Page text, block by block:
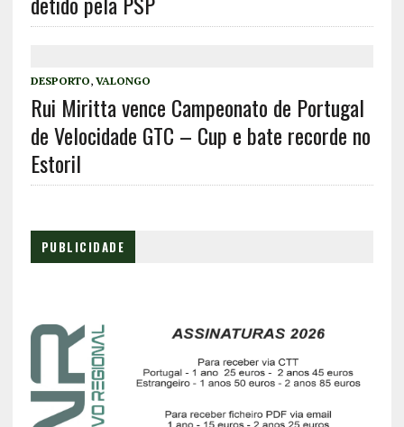
DESPORTO, VALONGO
Rui Miritta vence Campeonato de Portugal
de Velocidade GTC – Cup e bate recorde no
Estoril
PUBLICIDADE